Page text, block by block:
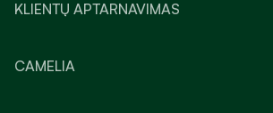
KLIENTŲ APTARNAVIMAS
CAMELIA